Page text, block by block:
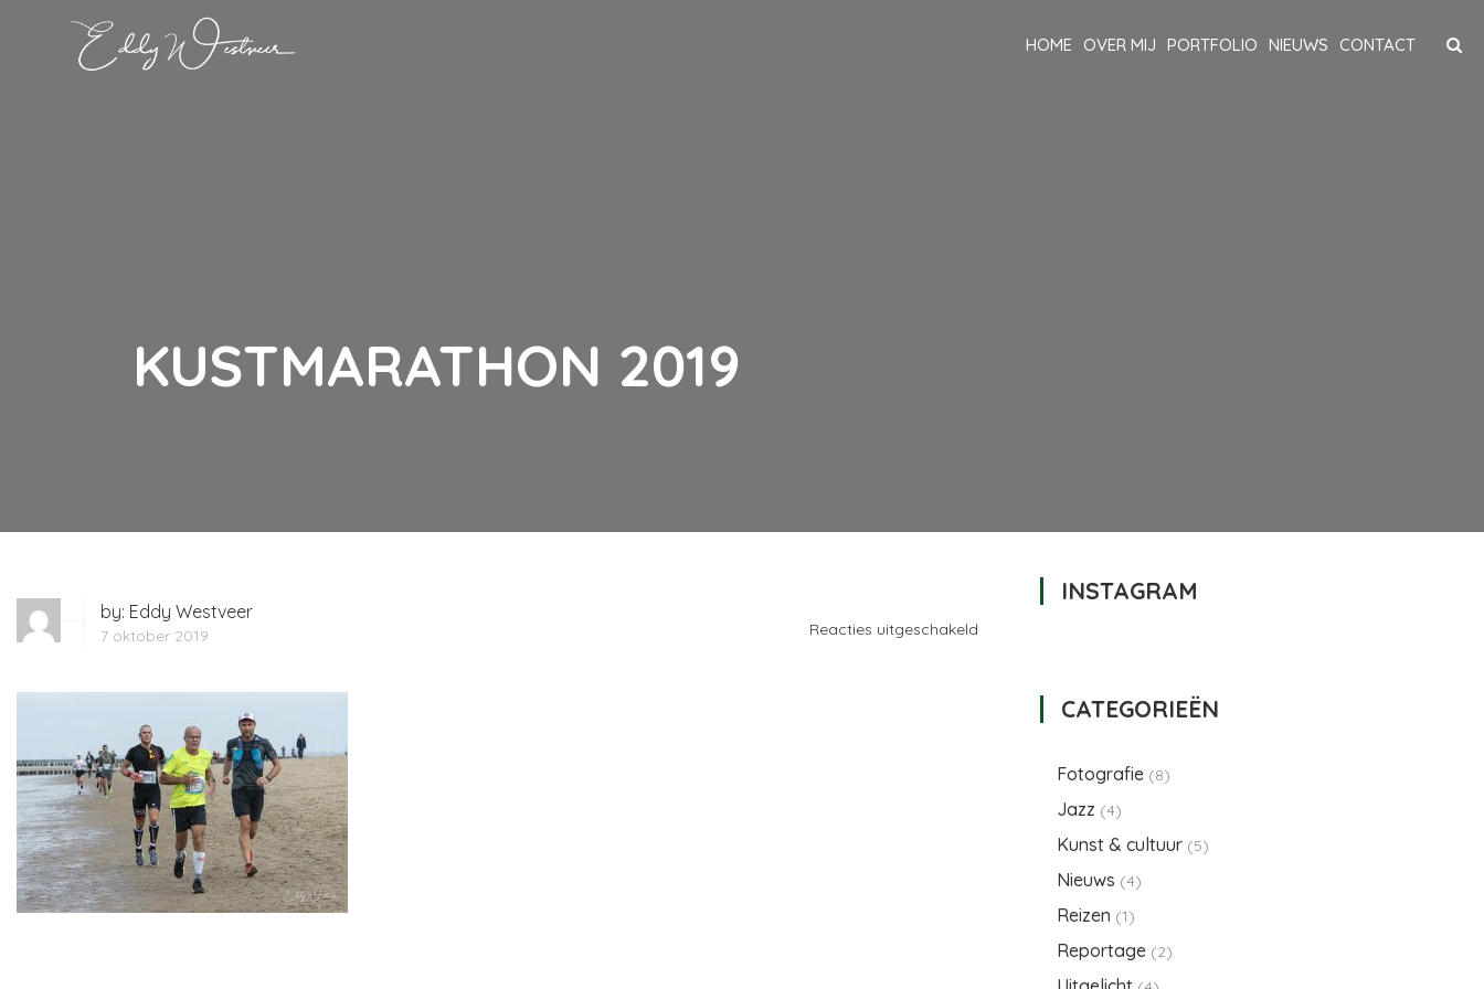
HOME OVER MIJ PORTFOLIO NIEUWS CONTACT
KUSTMARATHON 2019
by: Eddy Westveer
7 oktober 2019 Reacties uitgeschakeldvoor
INSTAGRAM
CATEGORIEËN
Fotografie (8)
Jazz (4)
Kunst & cultuur (5)
Nieuws (4)
Reizen (1)
Reportage (2)